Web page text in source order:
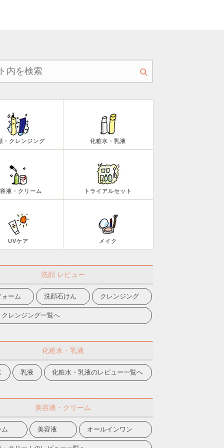
・クレンジング 化粧水・乳液
液・クリーム トライアルセット
UVケア メイク
洗顔 レビュー
ーム 洗顔石けん クレンジング
クレンジング一覧へ
化粧水・乳液
乳液 化粧水・乳液のレビュー一覧へ
美容液・クリーム
ム 美容液 オールインワン